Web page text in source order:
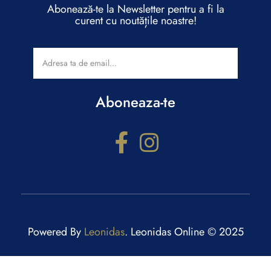
Abonează-te la Newsletter pentru a fi la
curent cu noutățile noastre!
Aboneaza-te
Powered By Leonidas. Leonidas Online © 2025